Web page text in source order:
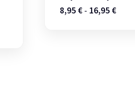
8,95 € - 16,95 €Rango